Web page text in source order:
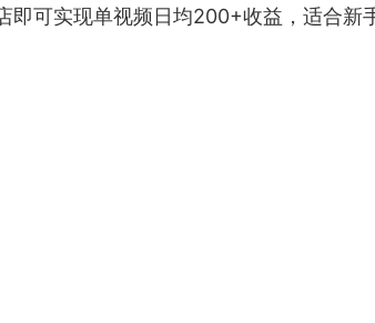
可实现单视频日均200+收益，适合新